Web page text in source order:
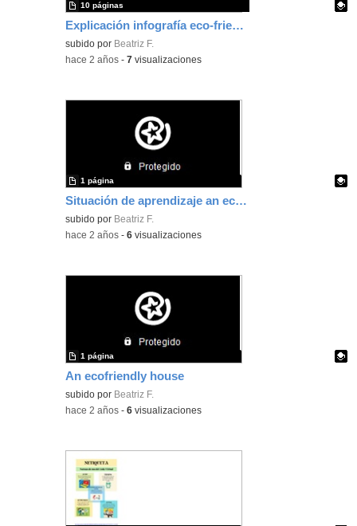
Explicación infografía eco-friendly house
Contenido educativo.
subido por Beatriz F.
10 páginas
-hace 2 años -7 visualizaciones
Situación de aprendizaje an eco-friendly house
Contenido educativo.
subido por Beatriz F.
1 página
-hace 2 años -6 visualizaciones
An ecofriendly house
Contenido educativo.
subido por Beatriz F.
1 página
-hace 2 años -6 visualizaciones